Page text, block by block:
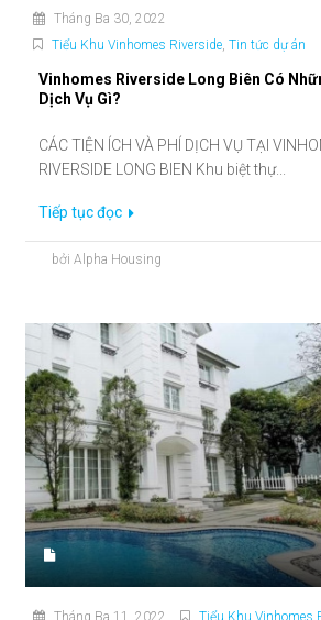
Tháng Ba 30, 2022
Tiểu Khu Vinhomes Riverside, Tin tức dự án
Vinhomes Riverside Long Biên Có
Dịch Vụ Gì?
CÁC TIỆN ÍCH VÀ PHÍ DỊCH VỤ TẠI
RIVERSIDE LONG BIEN Khu biệt thự...
Tiếp tục đọc
bởi Alpha Housing
Tháng Ba 11, 2022 Tiểu Khu Vinhomes